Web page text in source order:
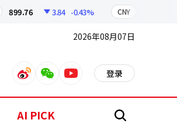
899.76 3.84 -0.43% CNY
2026年08月07日
weiboweixinyoutube 登录
AI PICK 搜